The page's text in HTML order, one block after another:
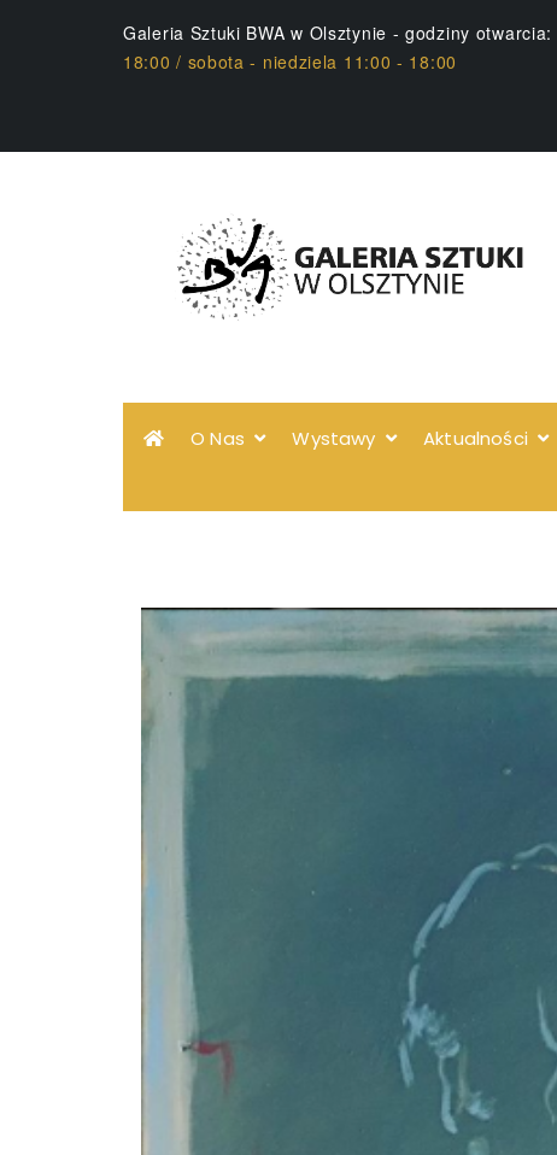
Galeria Sztuki BWA w Olsztynie - godziny otwarcia:
18:00 / sobota - niedziela 11:00 - 18:00
O Nas Wystawy Aktualności